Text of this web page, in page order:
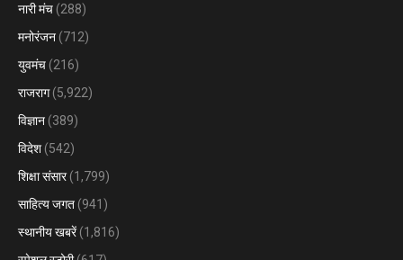
नारी मंच (288)
मनोरंजन (712)
युवमंच (216)
राजराग(5,922)
विज्ञान (389)
विदेश (542)
शिक्षा संसार(1,799)
साहित्य जगत (941)
स्थानीय खबरें(1,816)